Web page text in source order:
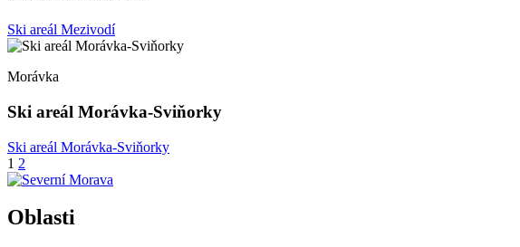
Ski areál Mezivodí
Morávka
Ski areál Morávka-Sviňorky
Ski areál Morávka-Sviňorky
Stránkování
příspěvků
1 2
Oblasti